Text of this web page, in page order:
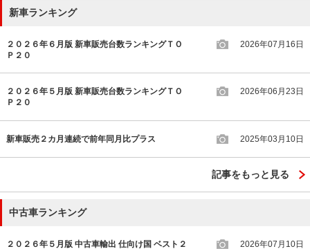
新車ランキング
２０２６年６月版 新車販売台数ランキングＴＯ
Ｐ２０
2026年07月16日
２０２６年５月版 新車販売台数ランキングＴＯ
Ｐ２０
2026年06月23日
新車販売２カ月連続で前年同月比プラス 2025年03月10日
記事をもっと見る
中古車ランキング
２０２６年５月版 中古車輸出 仕向け国 ベスト２
2026年07月10日